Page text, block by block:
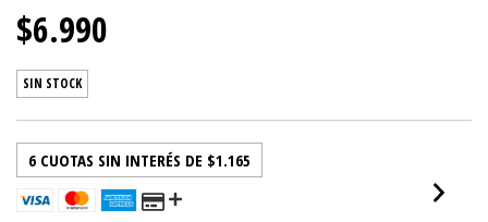
$6.990
SIN STOCK
6 CUOTAS SIN INTERÉS DE $1.165